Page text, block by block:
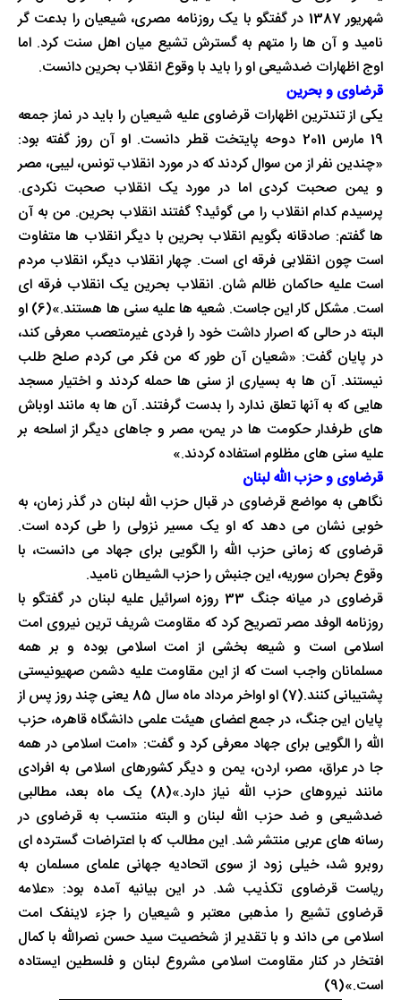
شهریور 1387 در گفتگو با یک روزنامه مصری، شیعیان را بدعت گر
نامید و آن ها را متهم به گسترش تشیع میان اهل سنت کرد. اما
اوج اظهارات ضدشیعی او را باید با وقوع انقلاب بحرین دانست.
قرضاوی و بحرین
یکی از تندترین اظهارات قرضاوی علیه شیعیان را باید در نماز جمعه
19 مارس 2011 دوحه پایتخت قطر دانست. او آن روز گفته بود:
«چندین نفر از من سوال کردند که در مورد انقلاب تونس، لیبی، مصر
و یمن صحبت کردی اما در مورد یک انقلاب صحبت نکردی.
پرسیدم کدام انقلاب را می گوئید؟ گفتند انقلاب بحرین. من به آن
ها گفتم: صادقانه بگویم انقلاب بحرین با دیگر انقلاب ها متفاوت
است چون انقلابی فرقه ای است. چهار انقلاب دیگر، انقلاب مردم
است علیه حاکمان ظالم شان. انقلاب بحرین یک انقلاب فرقه ای
است. مشکل کار این جاست. شعیه ها علیه سنی ها هستند.»(6) او
البته در حالی که اصرار داشت خود را فردی غیرمتعصب معرفی کند،
در پایان گفت: «شعیان آن طور که من فکر می کردم صلح طلب
نیستند. آن ها به بسیاری از سنی ها حمله کردند و اختیار مسجد
هایی که به آنها تعلق ندارد را بدست گرفتند. آن ها به مانند اوباش
های طرفدار حکومت ها در یمن، مصر و جاهای دیگر از اسلحه بر
علیه سنی های مظلوم استفاده کردند.»
قرضاوی و حزب الله لبنان
نگاهی به مواضع قرضاوی در قبال حزب الله لبنان در گذر زمان، به
خوبی نشان می دهد که او یک مسیر نزولی را طی کرده است.
قرضاوی که زمانی حزب الله را الگویی برای جهاد می دانست، با
وقوع بحران سوریه، این جنبش را حزب الشیطان نامید.
قرضاوی در میانه جنگ 33 روزه اسرائیل علیه لبنان در گفتگو با
روزنامه الوفد مصر تصریح کرد که مقاومت شریف ترین نیروی امت
اسلامی است و شیعه بخشی از امت اسلامی بوده و بر همه
مسلمانان واجب است که از این مقاومت علیه دشمن صهیونیستی
پشتیبانی کنند.(7) او اواخر مرداد ماه سال 85 یعنی چند روز پس از
پایان این جنگ، در جمع اعضای هیئت علمی دانشگاه قاهره، حزب
الله را الگویی برای جهاد معرفی کرد و گفت: «امت اسلامی در همه
جا در عراق، مصر، اردن، یمن و دیگر کشورهای اسلامی به افرادی
مانند نیروهای حزب الله نیاز دارد.»(8) یک ماه بعد، مطالبی
ضدشیعی و ضد حزب الله لبنان و البته منتسب به قرضاوی در
رسانه های عربی منتشر شد. این مطالب که با اعتراضات گسترده ای
روبرو شد، خیلی زود از سوی اتحادیه جهانی علمای مسلمان به
ریاست قرضاوی تکذیب شد. در این بیانیه آمده بود: «علامه
قرضاوی تشیع را مذهبی معتبر و شیعیان را جزء لاینفک امت
اسلامی می داند و با تقدیر از شخصیت سید حسن نصرالله با کمال
افتخار در کنار مقاومت اسلامی مشروع لبنان و فلسطین ایستاده
است.»(9)